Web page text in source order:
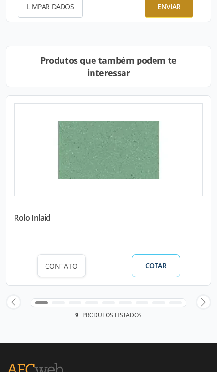
LIMPAR DADOS ENVIAR
Produtos que também podem te
interessar
Rolo Inlaid
CONTATO COTAR
9 PRODUTOS LISTADOS